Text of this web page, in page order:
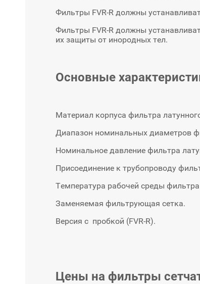
Фильтры FVR-R должны
Фильтры FVR-R должны
их защиты от инородных тел.
Основные
Материал корпуса фильтра
Диапазон номинальных диаметров
Номинальное давление фильтра
Присоединение к трубопроводу
Температура рабочей среды фильтра
Заменяемая фильтрующая сетка.
Версия с пробкой (FVR-R).
Цены на фильтры